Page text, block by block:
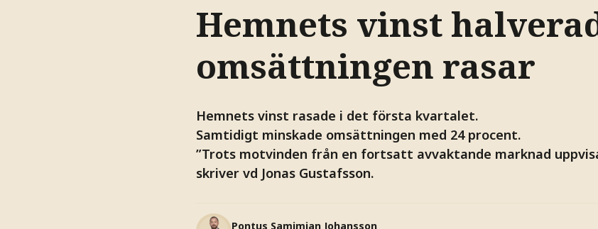
Hemnets vinst
omsättningen rasar
Hemnets vinst rasade i det första kvartalet.
Samtidigt minskade omsättningen med 24 procent.
”Trots motvinden från en fortsatt avvaktande marknad
skriver vd Jonas Gustafsson.
Pontus Samimian Johansson